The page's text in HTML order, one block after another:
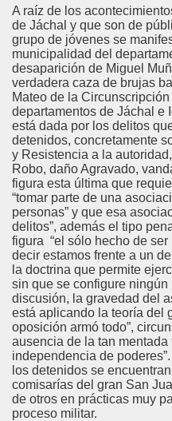
A raíz de los
de Jáchal y que son de
grupo de jóvenes se
municipalidad del
desaparición de Miguel
verdadera caza de brujas
Mateo de la
departamentos de Jáchal e
está dada por los delitos
detenidos, concretamente
y Resistencia a la
Robo, daño Agravado,
figura esta última que
“tomar parte de una
personas” y que esa
delitos”, además el tipo
figura “el sólo hecho de
decir estamos frente a un
la doctrina que permite
sin que se configure
discusión, la gravedad del
está aplicando la teoría del
oposición armó todo”,
ausencia de la tan mentada
independencia de
los detenidos se
comisarías del gran San
de otros en prácticas muy
proceso militar.